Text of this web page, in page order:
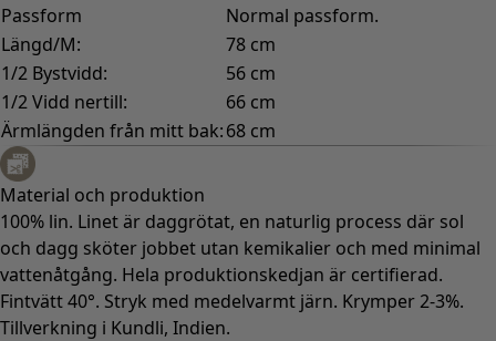
Passform
Normal passform.
Längd/M:
78 cm
1/2 Bystvidd:
56 cm
1/2 Vidd nertill:
66 cm
Ärmlängden från mitt bak:68 cm
Material och produktion
100% lin. Linet är daggrötat, en naturlig process där sol
och dagg sköter jobbet utan kemikalier och med minimal
vattenåtgång. Hela produktionskedjan är certifierad.
Fintvätt 40°. Stryk med medelvarmt järn. Krymper 2-3%.
Tillverkning i Kundli, Indien.